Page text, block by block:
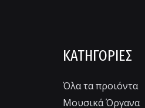
ΚΑΤΗΓΟΡΙΕΣ
Όλα τα προιόντα
Μουσικά Όργανα